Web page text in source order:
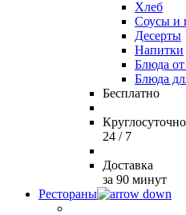
Хлеб
Соусы и
Десерты
Напитки
Блюда
Блюда
Бесплатно
Круглосуточно
24 / 7
Доставка
за 90 минут
Рестораны